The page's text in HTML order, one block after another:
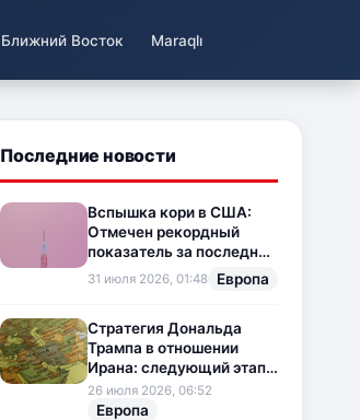
Ближний Восток Maraqlı
Последние новости
Вспышка кори в США:
Отмечен рекордный
показатель за последние
35 лет
31 июля 2026, 01:48 Европа
Стратегия Дональда
Трампа в отношении
Ирана: следующий этап
напряженности на
Ближнем Востоке
26 июля 2026, 06:52
Европа